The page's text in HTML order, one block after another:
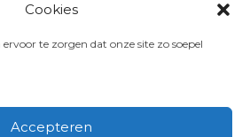
Cookies
te zorgen dat onze site zo soepel
Accepteren